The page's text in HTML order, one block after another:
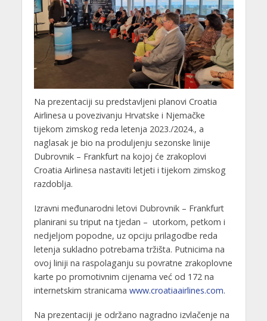
Na prezentaciji su predstavljeni planovi Croatia
Airlinesa u povezivanju Hrvatske i Njemačke
tijekom zimskog reda letenja 2023./2024., a
naglasak je bio na produljenju sezonske linije
Dubrovnik – Frankfurt na kojoj će zrakoplovi
Croatia Airlinesa nastaviti letjeti i tijekom zimskog
razdoblja.
Izravni međunarodni letovi Dubrovnik – Frankfurt
planirani su triput na tjedan – utorkom, petkom i
nedjeljom popodne, uz opciju prilagodbe reda
letenja sukladno potrebama tržišta. Putnicima na
ovoj liniji na raspolaganju su povratne zrakoplovne
karte po promotivnim cijenama već od 172 na
internetskim stranicama www.croatiaairlines.com.
Na prezentaciji je održano nagradno izvlačenje na